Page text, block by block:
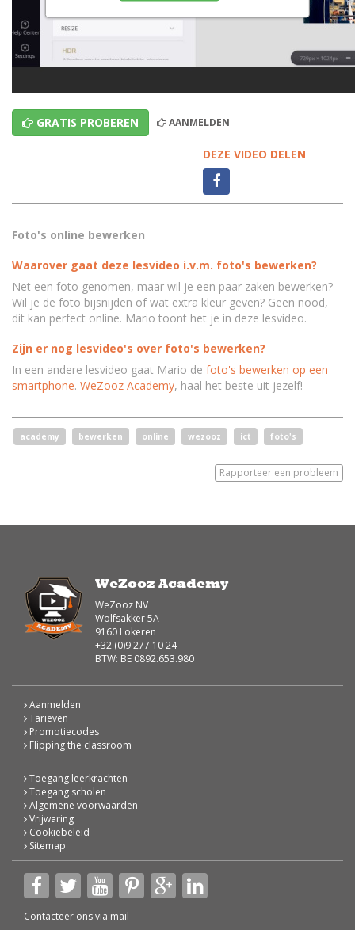
GRATIS PROBEREN AANMELDEN
DEZE VIDEO DELEN
Foto's online bewerken
Waarover gaat deze lesvideo i.v.m. foto's bewerken?
Net een foto genomen, maar wil je een paar zaken bewerken?
Wil je de foto bijsnijden of wat extra kleur geven? Geen nood,
dit kan perfect online. Mario toont het je in deze lesvideo.
Zijn er nog lesvideo's over foto's bewerken?
In een andere lesvideo gaat Mario de foto's bewerken op een
smartphone. WeZooz Academy, haal het beste uit jezelf!
academy bewerken online wezooz ict foto's
Rapporteer een probleem
WeZooz Academy
WeZooz NV
Wolfsakker 5A
9160 Lokeren
+32 (0)9 277 10 24
BTW: BE 0892.653.980
Aanmelden
Tarieven
Promotiecodes
Flipping the classroom
Toegang leerkrachten
Toegang scholen
Algemene voorwaarden
Vrijwaring
Cookiebeleid
Sitemap
Contacteer ons via mail